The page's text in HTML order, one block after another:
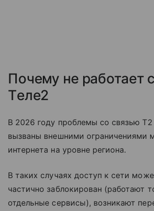
Почему не работает
Tеле2
В 2026 году проблемы со связью T2
вызваны внешними ограничениями
интернета на уровне региона.
В таких случаях доступ к сети
частично заблокирован (работают
отдельные сервисы), возникают